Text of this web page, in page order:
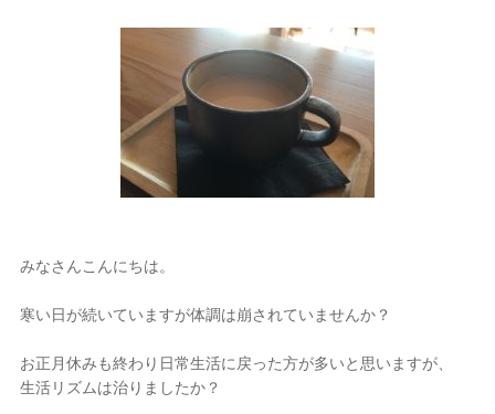
1
2 3 4 5 6 7 8
みなさんこんにちは。
寒い日が続いていますが体調は崩されていませんか？
お正月休みも終わり日常生活に戻った方が多いと思いますが、
生活リズムは治りましたか？